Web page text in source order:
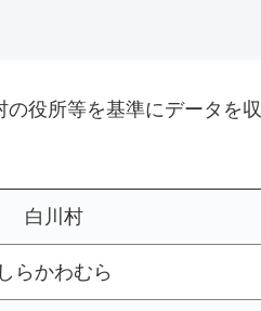
役所等を基準にデータを収
白川村
しらかわむら